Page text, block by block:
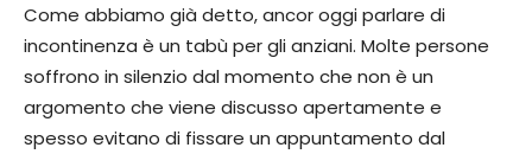
Come abbiamo già detto, ancor oggi parlare di
incontinenza è un tabù per gli anziani. Molte persone
soffrono in silenzio dal momento che non è un
argomento che viene discusso apertamente e
spesso evitano di fissare un appuntamento dal